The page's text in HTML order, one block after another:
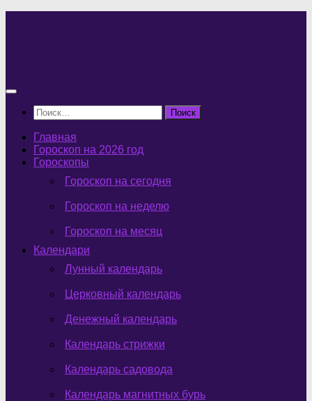
Найти:
Главная
Гороскоп на 2026 год
Гороскопы
Гороскоп на сегодня
Гороскоп на неделю
Гороскоп на месяц
Календари
Лунный календарь
Церковный календарь
Денежный календарь
Календарь стрижки
Календарь садовода
Календарь магнитных бурь